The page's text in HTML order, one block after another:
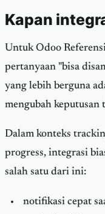
Kapan
Untuk Odoo
pertanyaan "bisa
yang lebih berguna
mengubah keputusan
Dalam konteks
progress, integrasi
salah satu dari ini:
notifikasi cepat